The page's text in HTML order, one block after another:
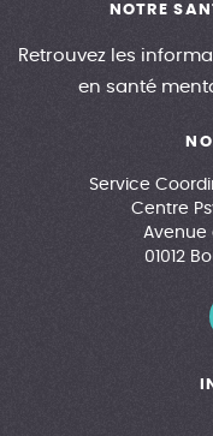
NOTRE
Retrouvez les
en santé
Service
Centre
Avenue
01012